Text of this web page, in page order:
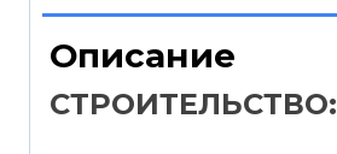
Описание
СТРОИТЕЛЬСТВО: